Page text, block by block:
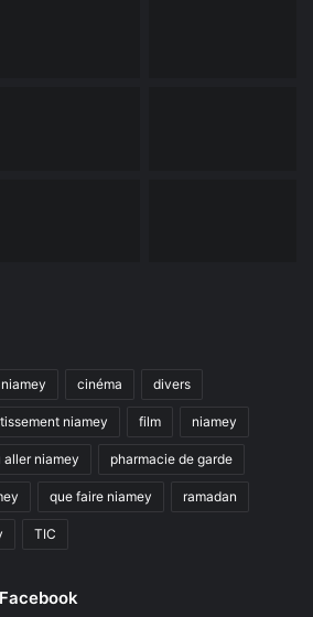
cinéma divers
niamey film niamey
aller niamey pharmacie de garde
que faire niamey ramadan
TIC